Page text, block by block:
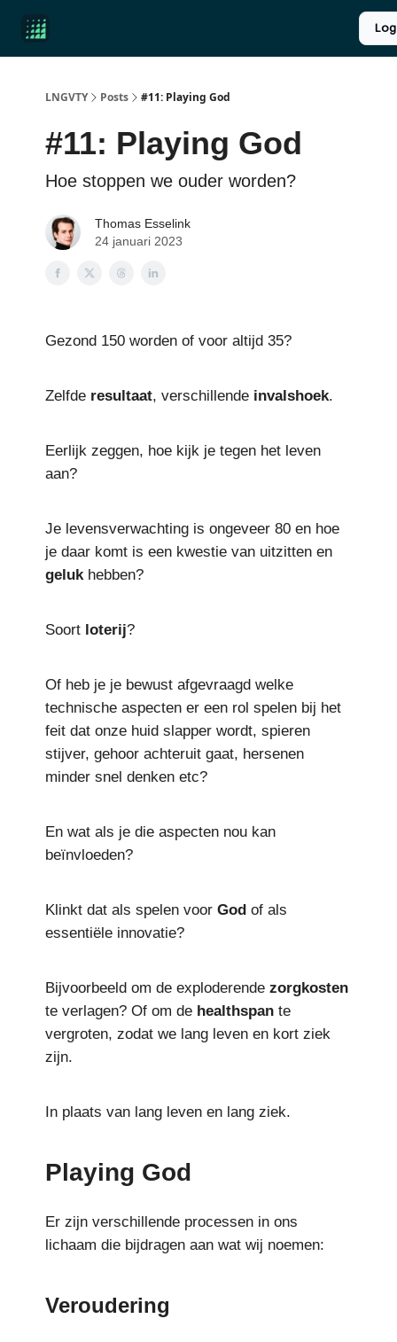
LNGVTY Posts #11: Playing God
#11: Playing God
Hoe stoppen we ouder worden?
Thomas Esselink
24 januari 2023
Gezond 150 worden of voor altijd 35?
Zelfde resultaat, verschillende invalshoek.
Eerlijk zeggen, hoe kijk je tegen het leven
aan?
Je levensverwachting is ongeveer 80 en hoe
je daar komt is een kwestie van uitzitten en
gelukhebben?
Soort loterij?
Of heb je je bewust afgevraagd welke
technische aspecten er een rol spelen bij het
feit dat onze huid slapper wordt, spieren
stijver, gehoor achteruit gaat, hersenen
minder snel denken etc?
En wat als je die aspecten nou kan
beïnvloeden?
Klinkt dat als spelen voor God of als
essentiële innovatie?
Bijvoorbeeld om de exploderende zorgkosten
te verlagen? Of om de healthspan te
vergroten, zodat we lang leven en kort ziek
zijn.
In plaats van lang leven en lang ziek.
Playing God
Er zijn verschillende processen in ons
lichaam die bijdragen aan wat wij noemen:
Veroudering